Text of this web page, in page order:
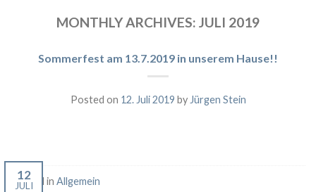
MONTHLY ARCHIVES: JULI 2019
Sommerfest am 13.7.2019 in unserem Hause!!
Posted on 12. Juli 2019 by Jürgen Stein
12
JULI
Posted in Allgemein